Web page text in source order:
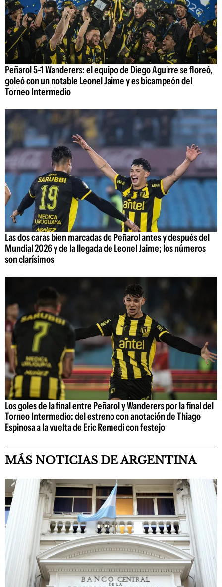
Peñarol 5-1 Wanderers: el equipo de Diego Aguirre se floreó,
goleó con un notable Leonel Jaime y es bicampeón del
Torneo Intermedio
Las dos caras bien marcadas de Peñarol antes y después del
Mundial 2026 y de la llegada de Leonel Jaime; los números
son clarísimos
Los goles de la final entre Peñarol y Wanderers por la final del
Torneo Intermedio: del estreno con anotación de Thiago
Espinosa a la vuelta de Eric Remedi con festejo
MÁS NOTICIAS DE ARGENTINA